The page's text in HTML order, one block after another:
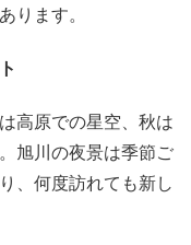
ります。
高原での星空、秋は
旭川の夜景は季節ご
、何度訪れても新し